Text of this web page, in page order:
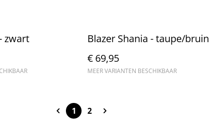
zwart
Blazer Shania - taupe/bruin
€ 69,95
MEER VARIANTEN BESCHIKBAAR
1 2